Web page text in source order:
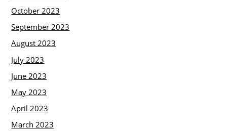
October 2023
September 2023
August 2023
July 2023
June 2023
May 2023
April 2023
March 2023